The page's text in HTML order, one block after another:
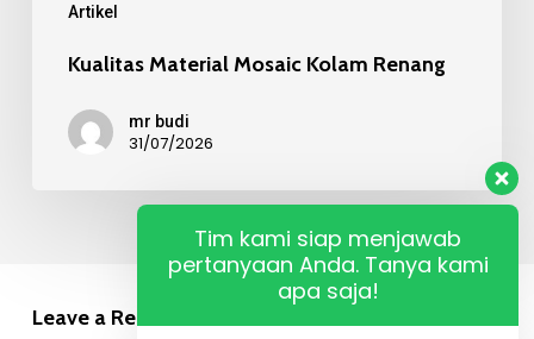
Artikel
Kualitas Material Mosaic Kolam Renang
mr budi
31/07/2026
Leave a Reply
Tim kami siap menjawab
pertanyaan Anda. Tanya kami
apa saja!